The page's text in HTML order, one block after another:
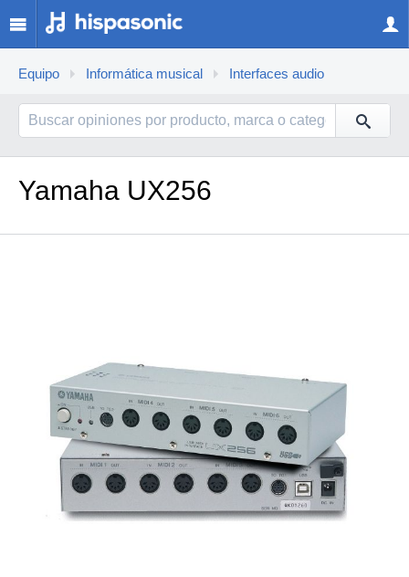
Equipo Informática musical Interfaces audio
Yamaha UX256